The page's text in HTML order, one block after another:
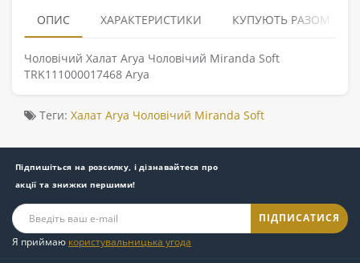
ОПИС ХАРАКТЕРИСТИКИ КУПУЮТЬ РАЗОМ
Чоловічий Халат Arya Чоловічий Miranda Soft
TRK111000017468 Arya
Теги: Халат Arya Чоловічий Miranda Soft
Підпишіться на розсилку, і дізнавайтеся про
акції та знижки першими!
ПІДПИСАТИСЯ
Я приймаю користувальницька угода